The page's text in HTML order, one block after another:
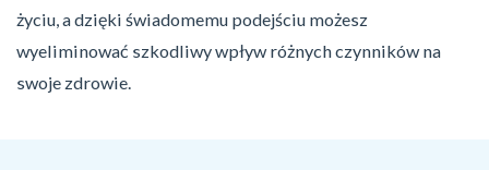
życiu, a dzięki świadomemu podejściu możesz
wyeliminować szkodliwy wpływ różnych czynników na
swoje zdrowie.